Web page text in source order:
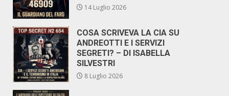
14 Luglio 2026
COSA SCRIVEVA LA CIA SU
ANDREOTTI E I SERVIZI
SEGRETI? – DI ISABELLA
SILVESTRI
8 Luglio 2026